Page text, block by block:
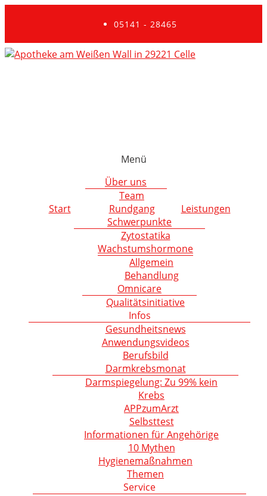
05141 - 28465
Menü
Start
Über uns
Team
Rundgang
Leistungen
Schwerpunkte
Zytostatika
Wachstumshormone
Allgemein
Behandlung
Omnicare
Qualitätsinitiative
Infos
Gesundheitsnews
Anwendungsvideos
Berufsbild
Darmkrebsmonat
Darmspiegelung: Zu 99% kein
Krebs
APPzumArzt
Selbsttest
Informationen für Angehörige
10 Mythen
Hygienemaßnahmen
Themen
Service